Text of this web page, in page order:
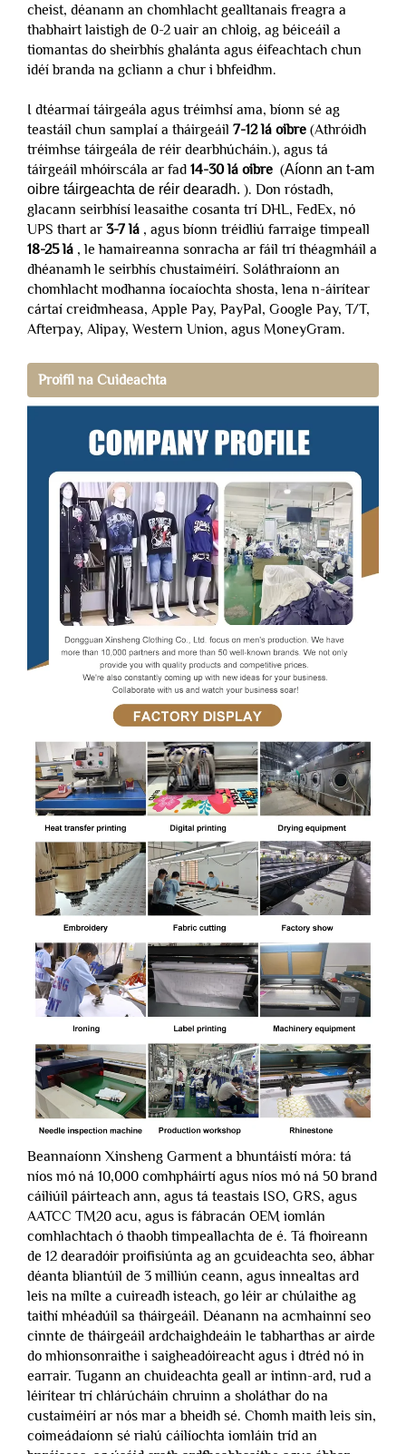
cheist, déanann an chomhlacht gealltanais freagra a
thabhairt laistigh de 0-2 uair an chloig, ag béiceáil a
tiomantas do sheirbhís ghalánta agus éifeachtach chun
idéí branda na gcliann a chur i bhfeidhm.
I dtéarmaí táirgeála agus tréimhsí ama, bíonn sé ag
teastáil chun samplaí a tháirgeáil 7-12 lá oibre (Athróidh
tréimhse táirgeála de réir dearbhúcháin.), agus tá
táirgeáil mhóirscála ar fad 14-30 lá oibre (Aíonn an t-am
oibre táirgeachta de réir dearadh. ). Don róstadh,
glacann seirbhísí leasaithe cosanta trí DHL, FedEx, nó
UPS thart ar 3-7 lá , agus bíonn tréidliú farraige timpeall
18-25 lá , le hamaireanna sonracha ar fáil trí théagmháil a
dhéanamh le seirbhís chustaiméirí. Soláthraíonn an
chomhlacht modhanna íocaíochta shosta, lena n-áirítear
cártaí creidmheasa, Apple Pay, PayPal, Google Pay, T/T,
Afterpay, Alipay, Western Union, agus MoneyGram.
Proifíl na Cuideachta
Beannaíonn Xinsheng Garment a bhuntáistí móra: tá
níos mó ná 10,000 comhpháirtí agus níos mó ná 50 brand
cáiliúil páirteach ann, agus tá teastais ISO, GRS, agus
AATCC TM20 acu, agus is fábracán OEM iomlán
comhlachtach ó thaobh timpeallachta de é. Tá fhoireann
de 12 dearadóir proifisiúnta ag an gcuideachta seo, ábhar
déanta bliantúil de 3 milliún ceann, agus innealtas ard
leis na mílte a cuireadh isteach, go léir ar chúlaithe ag
taithí mhéadúil sa tháirgeáil. Déanann na acmhainní seo
cinnte de tháirgeáil ardchaighdeáin le tabharthas ar airde
do mhionsonraithe i saigheadóireacht agus i dtréd nó in
earrair. Tugann an chuideachta geall ar intinn-ard, rud a
léirítear trí chlárúcháin chruinn a sholáthar do na
custaiméirí ar nós mar a bheidh sé. Chomh maith leis sin,
coimeádaíonn sé rialú cáilíochta iomláin tríd an